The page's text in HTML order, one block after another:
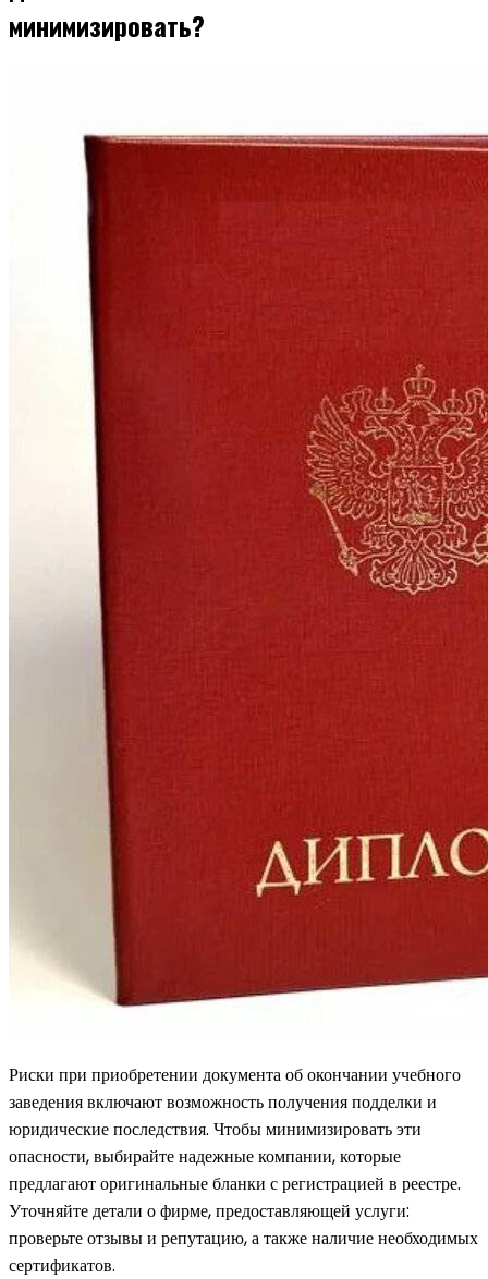
минимизировать?
Риски при приобретении документа об окончании учебного
заведения включают возможность получения подделки и
юридические последствия. Чтобы минимизировать эти
опасности, выбирайте надежные компании, которые
предлагают оригинальные бланки с регистрацией в реестре.
Уточняйте детали о фирме, предоставляющей услуги:
проверьте отзывы и репутацию, а также наличие необходимых
сертификатов.